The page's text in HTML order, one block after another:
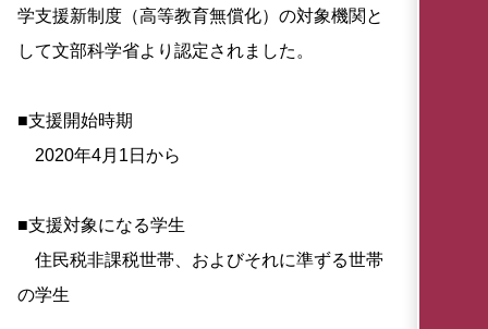
学支援新制度（高等教育無償化）の対象機関と
して文部科学省より認定されました。
■支援開始時期
2020年4月1日から
■支援対象になる学生
住民税非課税世帯、およびそれに準ずる世帯
の学生